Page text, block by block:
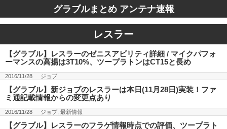
グラブルまとめ アンテナ速報
レスラー
【グラブル】レスラーのゼニスアビリティ詳細 / マイクパフォ
ーマンスの高揚は3T10%、ツープラトンはCT15と長め
2016/11/28 ジョブ
【グラブル】新ジョブのレスラーは本日(11月28日)実装！ファ
ミ通記載情報からの変更点あり
2016/11/28 ジョブ 最新情報
【グラブル】レスラーのフラゲ情報時点での評価、ツープラト